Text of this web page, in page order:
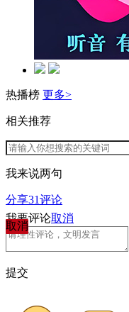
热播榜 更多>
相关推荐
我来说两句
分享31评论
取消
我要评论取消
提交